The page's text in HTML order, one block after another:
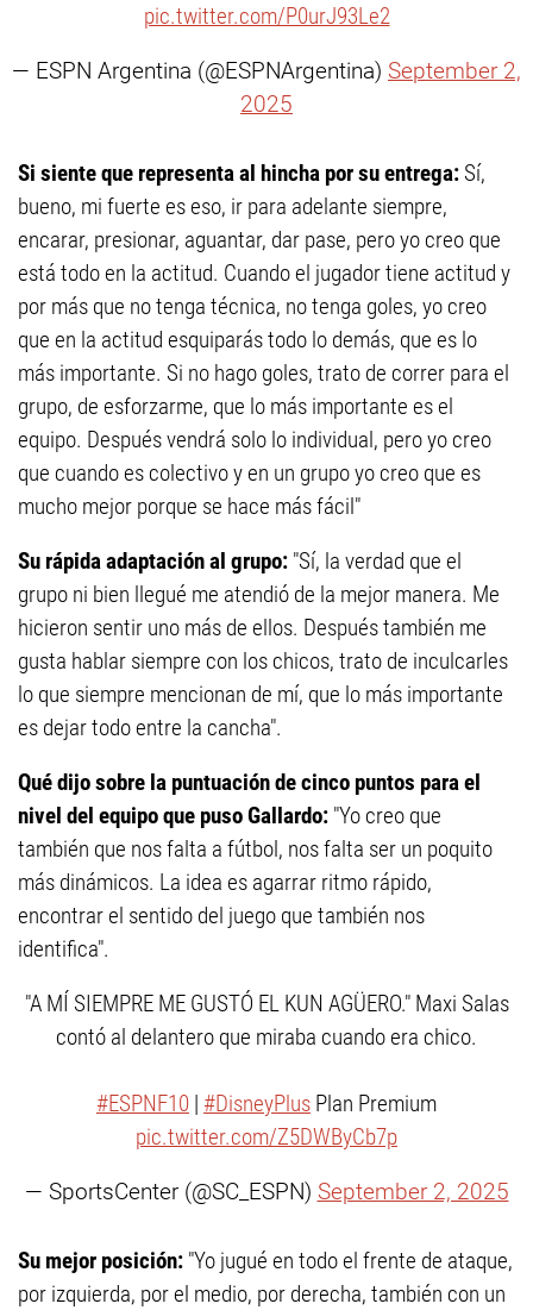
pic.twitter.com/P0urJ93Le2
— ESPN Argentina (@ESPNArgentina) September 2,
2025
Si siente que representa al hincha por su entrega: Sí,
bueno, mi fuerte es eso, ir para adelante siempre,
encarar, presionar, aguantar, dar pase, pero yo creo que
está todo en la actitud. Cuando el jugador tiene actitud y
por más que no tenga técnica, no tenga goles, yo creo
que en la actitud esquiparás todo lo demás, que es lo
más importante. Si no hago goles, trato de correr para el
grupo, de esforzarme, que lo más importante es el
equipo. Después vendrá solo lo individual, pero yo creo
que cuando es colectivo y en un grupo yo creo que es
mucho mejor porque se hace más fácil"
Su rápida adaptación al grupo: "Sí, la verdad que el
grupo ni bien llegué me atendió de la mejor manera. Me
hicieron sentir uno más de ellos. Después también me
gusta hablar siempre con los chicos, trato de inculcarles
lo que siempre mencionan de mí, que lo más importante
es dejar todo entre la cancha".
Qué dijo sobre la puntuación de cinco puntos para el
nivel del equipo que puso Gallardo: "Yo creo que
también que nos falta a fútbol, nos falta ser un poquito
más dinámicos. La idea es agarrar ritmo rápido,
encontrar el sentido del juego que también nos
identifica".
"A MÍ SIEMPRE ME GUSTÓ EL KUN AGÜERO." Maxi Salas
contó al delantero que miraba cuando era chico.
#ESPNF10 | #DisneyPlus Plan Premium
pic.twitter.com/Z5DWByCb7p
— SportsCenter (@SC_ESPN) September 2, 2025
Su mejor posición: "Yo jugué en todo el frente de ataque,
por izquierda, por el medio, por derecha, también con un